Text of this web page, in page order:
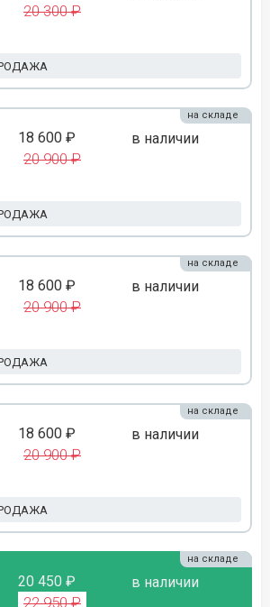
20 300 ₽
18 600 ₽
20 900 ₽
в наличии
на складе
18 600 ₽
20 900 ₽
в наличии
на складе
18 600 ₽
20 900 ₽
в наличии
на складе
20 450 ₽
22 950 ₽
в наличии
на складе